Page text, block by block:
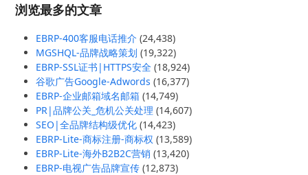
浏览最多的文章
EBRP-400客服电话推介 (24,438)
MGSHQL-品牌战略策划 (19,322)
EBRP-SSL证书|HTTPS安全 (18,924)
谷歌广告Google-Adwords (16,377)
EBRP-企业邮箱域名邮箱 (14,749)
PR|品牌公关_危机公关处理 (14,607)
SEO|全品牌结构级优化 (14,423)
EBRP-Lite-商标注册-商标权 (13,589)
EBRP-Lite-海外B2B2C营销 (13,420)
EBRP-电视广告品牌宣传 (12,873)